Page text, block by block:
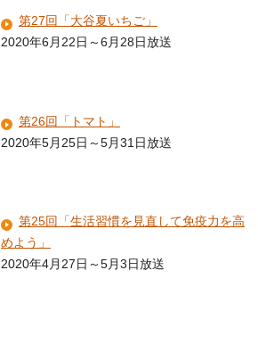
第27回「大谷夏いちご」
2020年6月22日～6月28日放送
第26回「トマト」
2020年5月25日～5月31日放送
第25回「生活習慣を見直して免疫力を高
めよう」
2020年4月27日～5月3日放送